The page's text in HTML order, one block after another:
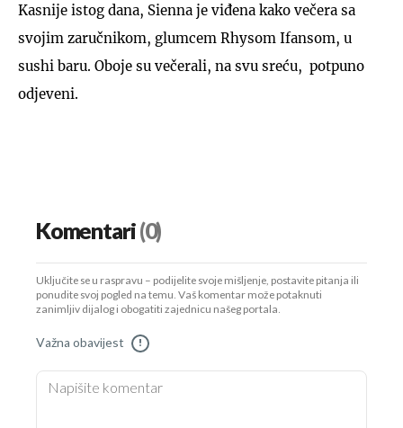
Kasnije istog dana, Sienna je viđena kako večera sa
svojim zaručnikom, glumcem Rhysom Ifansom, u
sushi baru. Oboje su večerali, na svu sreću, potpuno
odjeveni.
Komentari(0)
Uključite se u raspravu – podijelite svoje mišljenje, postavite pitanja ili
ponudite svoj pogled na temu. Vaš komentar može potaknuti
zanimljiv dijalog i obogatiti zajednicu našeg portala.
Važna obavijest !